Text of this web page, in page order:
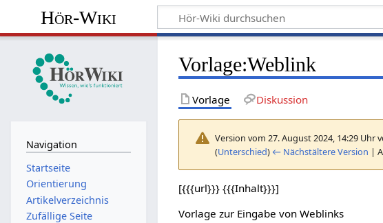
Hör-Wiki
Vorlage:Weblink
Vorlage Diskussion
Version vom 27. August 2024, 14:29 Uhr
(Unterschied) ← Nächstältere Version |
[{{{url}}} {{{Inhalt}}}]
Vorlage zur Eingabe von Weblinks
Navigation
Startseite
Orientierung
Artikelverzeichnis
Zufällige Seite